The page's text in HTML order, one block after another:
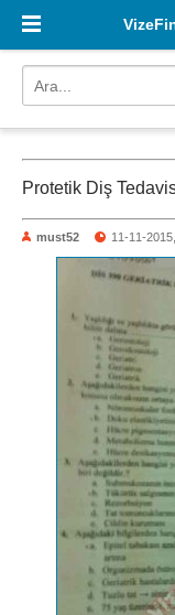
Protetik Diş
must52 11-11-